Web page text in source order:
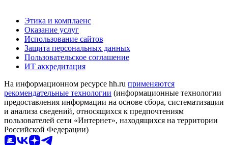
Этика и комплаенс
Оказание услуг
Использование сайтов
Защита персональных данных
Пользовательское соглашение
ИТ аккредитация
На информационном ресурсе hh.ru применяются
рекомендательные технологии (информационные технологии
предоставления информации на основе сбора, систематизации
и анализа сведений, относящихся к предпочтениям
пользователей сети «Интернет», находящихся на территории
Российской Федерации)